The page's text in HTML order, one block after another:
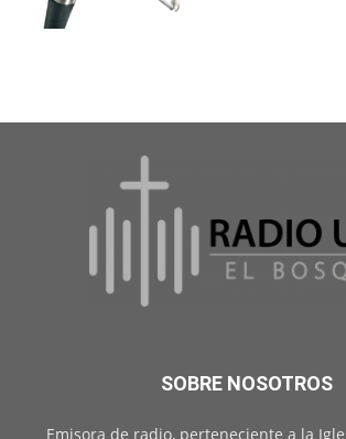
SOBRE NOSOTROS
Emisora de radio, perteneciente a la